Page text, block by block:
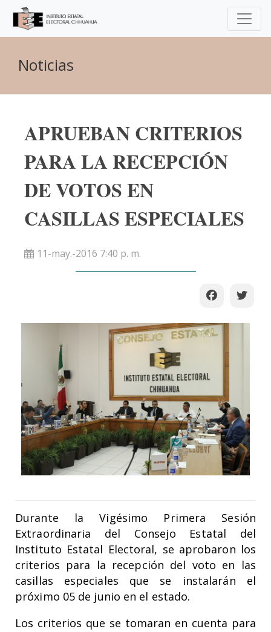
Noticias
APRUEBAN CRITERIOS
PARA LA RECEPCIÓN
DE VOTOS EN
CASILLAS ESPECIALES
11-may.-2016 7:40 p. m.
Durante la Vigésimo Primera Sesión
Extraordinaria del Consejo Estatal del
Instituto Estatal Electoral, se aprobaron los
criterios para la recepción del voto en las
casillas especiales que se instalarán el
próximo 05 de junio en el estado.
Los criterios que se tomaran en cuenta para